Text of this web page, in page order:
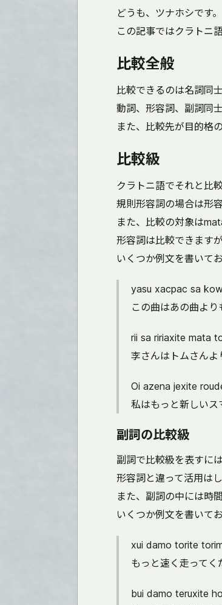
どうも、ツナホシです。
この記事ではクラトニ
比較全般
比較できるのは名詞同
動詞、形容詞、副詞同
また、比較先が目的格
比較級
クラトニ語でそれと比
規則形容詞の場合は形
また、比較の対象は
形容詞は比較できます
いくつか例文を書いてお
yasu xacpac sa
この曲はあの曲より
rii sa ririaxite mata
李さんはトムさんよ
Oi azena jexite
私はもっと新しいス
副詞の比較級
副詞で比較級を表すに
形容詞と違って活用はし
また、副詞の中には時
いくつか例文を書いてお
xui damo torite
もっと速く走ってく
bui damo teruxite